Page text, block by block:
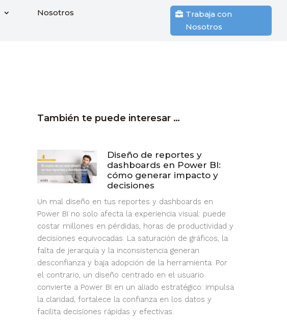
Nosotros
Trabaja con
Nosotros
También te puede interesar …
Diseño de reportes y
dashboards en Power BI:
cómo generar impacto y
decisiones
Un mal diseño en tus reportes y dashboards en
Power BI no solo afecta la experiencia visual: puede
costar millones en pérdidas, horas de productividad y
decisiones equivocadas. La saturación de gráficos, la
falta de jerarquía y la inconsistencia generan
desconfianza y baja adopción de la herramienta. Por
el contrario, un diseño centrado en el usuario
convierte a Power BI en un aliado estratégico: impulsa
la claridad, fortalece la confianza en los datos y
facilita decisiones rápidas y efectivas.